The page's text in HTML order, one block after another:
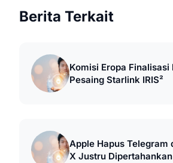
Berita Terkait
Komisi Eropa Finalisasi
Pesaing Starlink IRIS²
Apple Hapus Telegram
X Justru Dipertahankan